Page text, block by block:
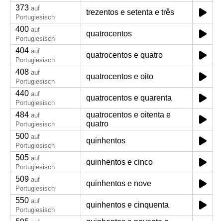
373 auf
Portugiesisch
trezentos e setenta e três
400 auf
Portugiesisch
quatrocentos
404 auf
Portugiesisch
quatrocentos e quatro
408 auf
Portugiesisch
quatrocentos e oito
440 auf
Portugiesisch
quatrocentos e quarenta
484 auf
Portugiesisch
quatrocentos e oitenta e
quatro
500 auf
Portugiesisch
quinhentos
505 auf
Portugiesisch
quinhentos e cinco
509 auf
Portugiesisch
quinhentos e nove
550 auf
Portugiesisch
quinhentos e cinquenta